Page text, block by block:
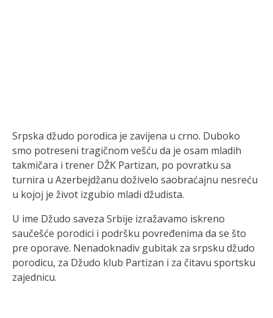
Srpska džudo porodica je zavijena u crno. Duboko
smo potreseni tragičnom vešću da je osam mladih
takmičara i trener DŽK Partizan, po povratku sa
turnira u Azerbejdžanu doživelo saobraćajnu nesreću
u kojoj je život izgubio mladi džudista.
U ime Džudo saveza Srbije izražavamo iskreno
saučešće porodici i podršku povređenima da se što
pre oporave. Nenadoknadiv gubitak za srpsku džudo
porodicu, za Džudo klub Partizan i za čitavu sportsku
zajednicu.